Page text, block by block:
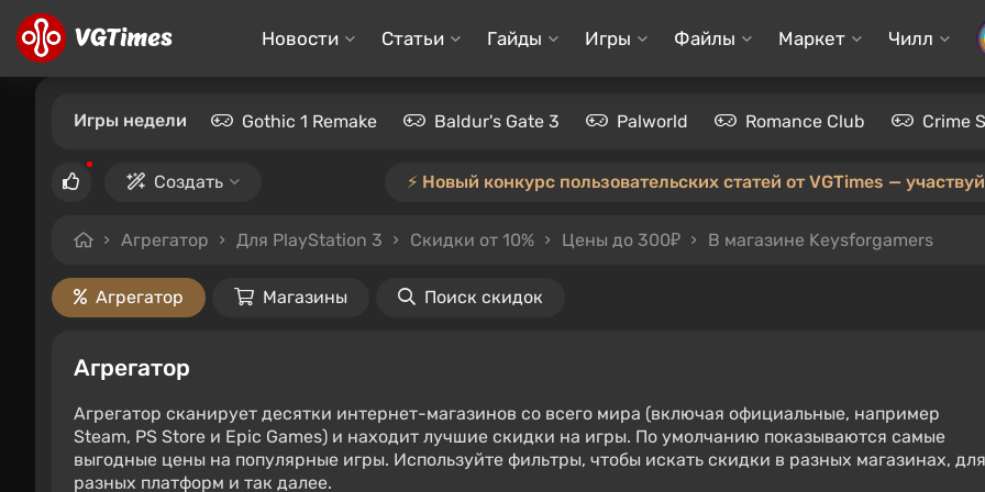
Новости Статьи Гайды Игры Файлы Маркет Чилл
Игры недели Gothic 1 Remake Baldur's Gate 3 Palworld Romance Club Crime
Создать ⚡️ Новый конкурс пользовательских статей от VGTimes —
Агрегатор Для PlayStation 3 Скидки от 10% Цены до 300₽ В магазине Keysforgamers
Агрегатор Магазины Поиск скидок
Агрегатор
Агрегатор сканирует десятки интернет-магазинов со всего мира (включая официальные, например
Steam, PS Store и Epic Games) и находит лучшие скидки на игры. По умолчанию показываются самые
выгодные цены на популярные игры. Используйте фильтры, чтобы искать скидки в разных магазинах, для
разных платформ и так далее.